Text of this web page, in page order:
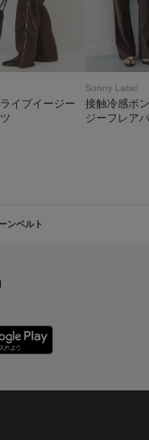
イプイージー
Sonny Label
接触冷感ポ
ジーフレア
ンベルト